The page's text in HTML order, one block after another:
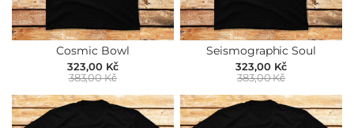
Cosmic Bowl
323,00 Kč
383,00 Kč
Seismographic Soul
323,00 Kč
383,00 Kč